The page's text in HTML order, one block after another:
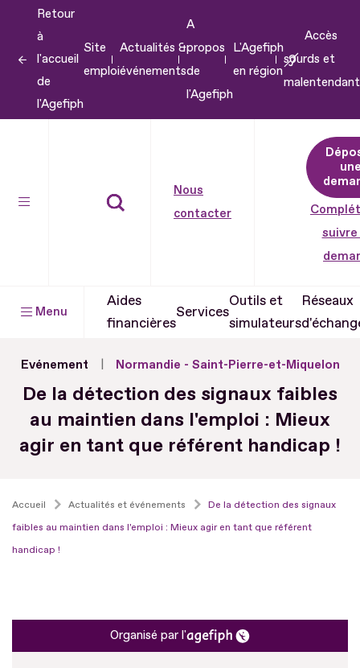
contenu
Retour
à
l'accueil
de
l'Agefiph
Site
emploi
Actualités &
événements
A
propos
de
l'Agefiph
L'Agefiph
en région
Accès
sourds et
Nous
contacter
suivre
Menu
Aides
financières
Services
Outils et
simulateurs
Réseaux
Evénement Normandie - Saint-Pierre-et-Miquelon
De la détection des signaux faibles
au maintien dans l'emploi : Mieux
agir en tant que référent handicap !
Accueil Actualités et événements
De la détection des signaux
faibles au maintien dans l'emploi : Mieux agir en tant que référent
handicap !
Organisé par l'